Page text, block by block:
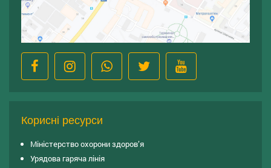
Корисні ресурси
Міністерство охорони здоров’я
Урядова гаряча лінія